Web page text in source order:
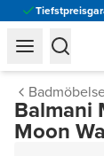
Balmani
Moon